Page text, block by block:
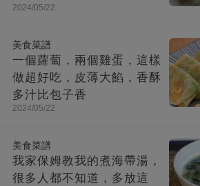
2024/05/22
美食菜譜
一個蘿蔔，兩個雞蛋，這樣
做超好吃，皮薄大餡，香酥
多汁比包子香
2024/05/22
美食菜譜
我家保姆教我的煮海帶湯，
很多人都不知道，多放這